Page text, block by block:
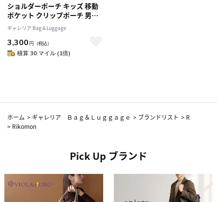
ショルダーポーチ キッズ 移動
ポケット クリップポーチ 男の
子 女の子 Rikomon リコモン 子
ども 斜めがけ 別売り RYU0009
メール便
ギャレリア Bag＆Luggage
3,300 円 （税込）
積算 30 マイル (1倍)
ホーム > ギャレリア Ｂａｇ＆Ｌｕｇｇａｇｅ > ブランドリスト > R
> Rikomon
Pick Up ブランド